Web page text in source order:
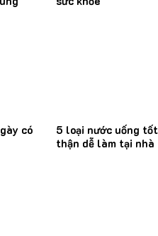
có
5 loại nước uống
thận dễ làm tại nhà